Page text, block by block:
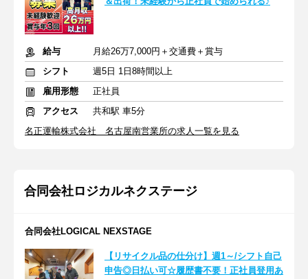
給与
月給26万7,000円＋交通費＋賞与
シフト
週5日 1日8時間以上
雇用形態
正社員
アクセス
共和駅 車5分
名正運輸株式会社 名古屋南営業所の求人一覧を見る
合同会社ロジカルネクステージ
合同会社LOGICAL NEXSTAGE
【リサイクル品の仕分け】週1～/シフト自己
申告◎日払い可☆履歴書不要！正社員登用あ